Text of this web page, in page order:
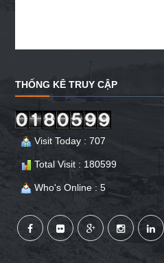
THỐNG KÊ TRUY CẬP
Visit Today : 707
Total Visit : 180599
Who's Online : 5